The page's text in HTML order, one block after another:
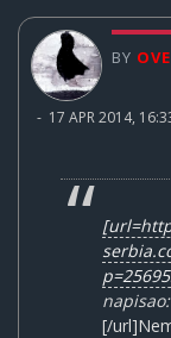
BY
- 17 APR 2014,
napisao:
[/